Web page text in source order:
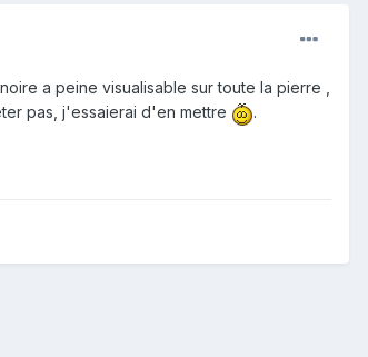
a peine visualisable sur toute la pierre ,
pas, j'essaierai d'en mettre
.